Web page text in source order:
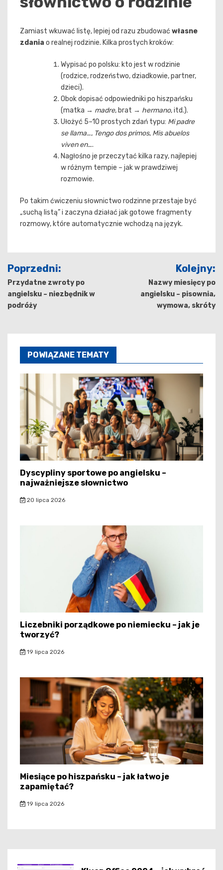
Zamiast wkuwać listę, lepiej od razu zbudować własne
zdania o realnej rodzinie. Kilka prostych kroków:
Wypisać po polsku: kto jest w rodzinie
(rodzice, rodzeństwo, dziadkowie, partner,
dzieci).
Obok dopisać odpowiedniki po hiszpańsku
(matka → madre, brat → hermano, itd.).
Ułożyć 5–10 prostych zdań typu: Mi padre
se llama…, Tengo dos primos, Mis abuelos
viven en….
Nagłośno je przeczytać kilka razy, najlepiej
w różnym tempie – jak w prawdziwej
rozmowie.
Po takim ćwiczeniu słownictwo rodzinne przestaje być
„suchą listą” i zaczyna działać jak gotowe fragmenty
rozmowy, które automatycznie wchodzą na język.
Nawigacja
wpisu
Poprzedni:
Przydatne zwroty po
angielsku – niezbędnik w
podróży
Kolejny:
Nazwy miesięcy po
angielsku – pisownia,
wymowa, skróty
POWIĄZANE TEMATY
Dyscypliny sportowe po angielsku –
najważniejsze słownictwo
20 lipca 2026
Liczebniki porządkowe po niemiecku – jak je
tworzyć?
19 lipca 2026
Miesiące po hiszpańsku – jak łatwo je
zapamiętać?
19 lipca 2026